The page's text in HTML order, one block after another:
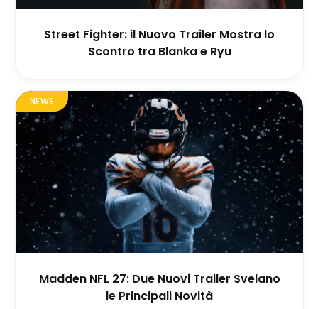
Street Fighter: il Nuovo Trailer Mostra lo
Scontro tra Blanka e Ryu
NEWS
Madden NFL 27: Due Nuovi Trailer Svelano
le Principali Novità